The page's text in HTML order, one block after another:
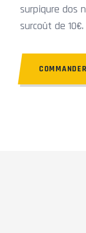
surpiqure dos
surcoût de 10€.
COMMANDER